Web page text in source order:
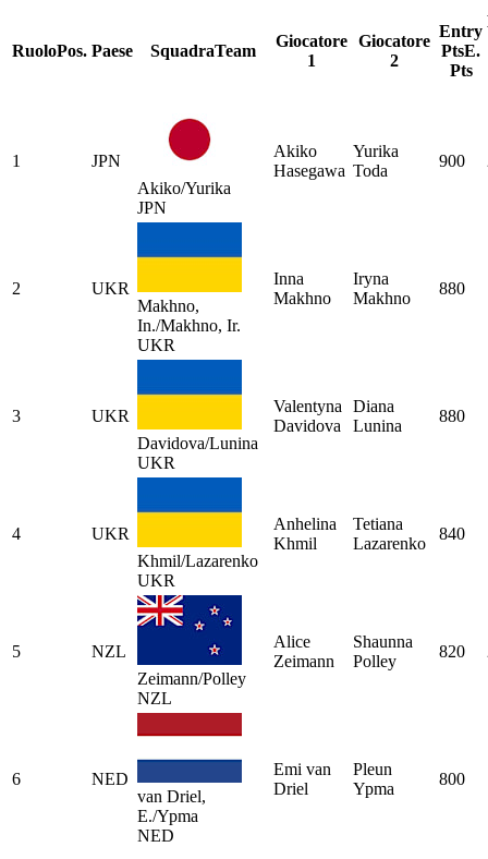
RuoloPos. Paese SquadraTeam
Giocatore
1
Giocatore
2
Entry
PtsE.
Pts
1
JPN
Akiko/Yurika
JPN
Akiko
Hasegawa
Yurika
Toda
900
2
UKR
Makhno,
In./Makhno, Ir.
UKR
Inna
Makhno
Iryna
Makhno
880
3
UKR
Davidova/Lunina
UKR
Valentyna
Davidova
Diana
Lunina
880
4
UKR
Khmil/Lazarenko
UKR
Anhelina
Khmil
Tetiana
Lazarenko
840
5
NZL
Zeimann/Polley
NZL
Alice
Zeimann
Shaunna
Polley
820
6
NED
van Driel,
E./Ypma
NED
Emi van
Driel
Pleun
Ypma
800